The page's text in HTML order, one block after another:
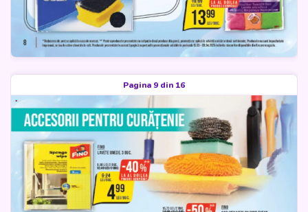
Pagina 9 din 16